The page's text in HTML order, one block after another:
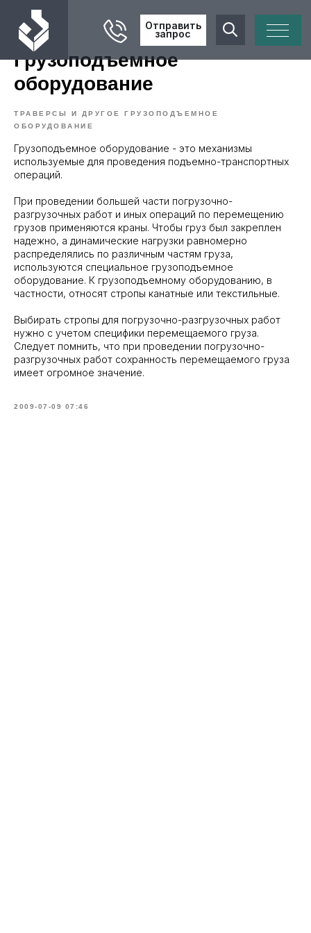
Отправить
запрос
Грузоподъемное
оборудование
ТРАВЕРСЫ И ДРУГОЕ ГРУЗОПОДЪЕМНОЕ
ОБОРУДОВАНИЕ
Грузоподъемное оборудование - это механизмы
используемые для проведения подъемно-транспортных
операций.
При проведении большей части погрузочно-
разгрузочных работ и иных операций по перемещению
грузов применяются краны. Чтобы груз был закреплен
надежно, а динамические нагрузки равномерно
распределялись по различным частям груза,
используются специальное грузоподъемное
оборудование. К грузоподъемному оборудованию, в
частности, относят стропы канатные или текстильные.
Выбирать стропы для погрузочно-разгрузочных работ
нужно с учетом специфики перемещаемого груза.
Следует помнить, что при проведении погрузочно-
разгрузочных работ сохранность перемещаемого груза
имеет огромное значение.
2009-07-09 07:46